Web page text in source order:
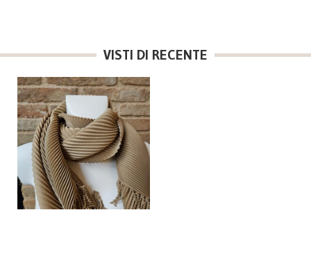
VISTI DI RECENTE